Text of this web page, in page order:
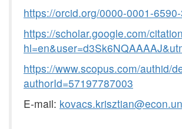
https://orcid.org/0000-0001-
https://scholar.google.com/
https://www.scopus.com/authid/
authorId=57197787003
E-mail: kovacs.krisztian@econ.